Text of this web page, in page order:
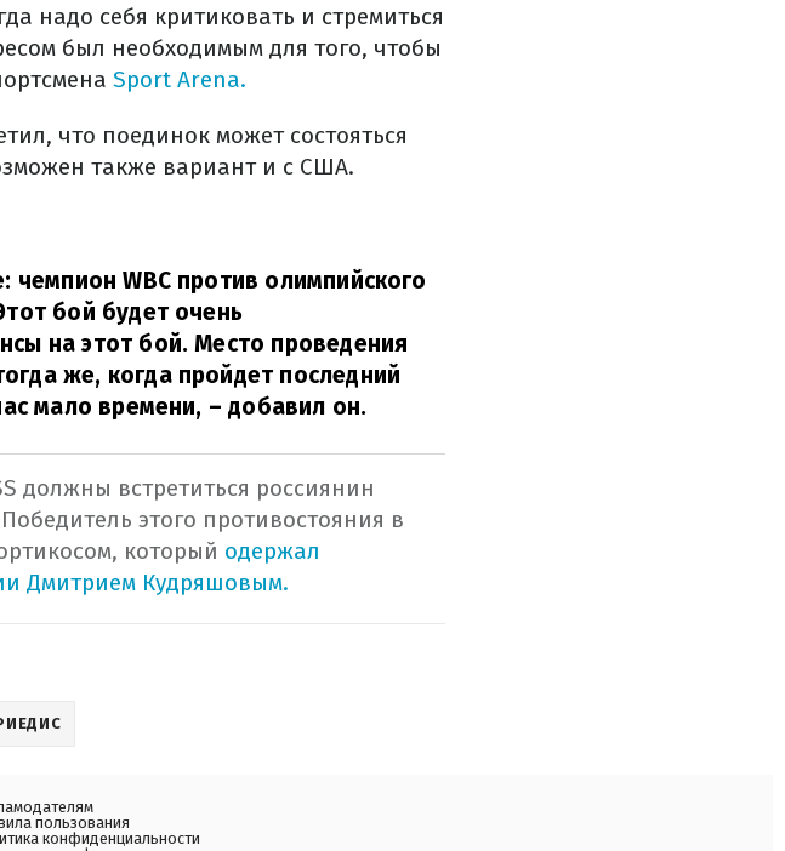
надо себя критиковать и стремиться
был необходимым для того, чтобы
Sport Arena.
что поединок может состояться
также вариант и с США.
WBC против олимпийского
бой будет очень
на этот бой. Место проведения
же, когда пройдет последний
мало времени, – добавил он.
должны встретиться россиянин
этого противостояния в
который одержал
Дмитрием Кудряшовым.
пользования
конфиденциальности